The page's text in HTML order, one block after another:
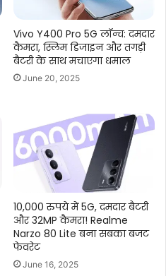
Vivo Y400 Pro 5G लॉन्च: दमदार
कैमरा, स्लिम डिजाइन और तगड़ी
बैटरी के साथ मचाएगा धमाल
June 20, 2025
10,000 रुपये में 5G, दमदार बैटरी
और 32MP कैमरा! Realme
Narzo 80 Lite बना सबका बजट
फेवरेट
June 16, 2025